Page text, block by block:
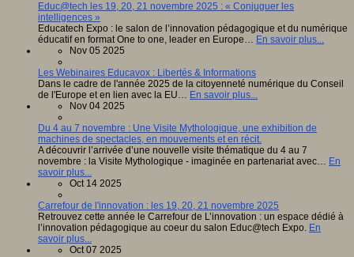
Educ@tech les 19, 20, 21 novembre 2025 : « Conjuguer les
intelligences »
Educatech Expo : le salon de l’innovation pédagogique et du numérique
éducatif en format One to one, leader en Europe… En savoir plus...
Nov 05 2025
Les Webinaires Educavox : Libertés & Informations
Dans le cadre de l'année 2025 de la citoyenneté numérique du Conseil
de l'Europe et en lien avec la EU… En savoir plus...
Nov 04 2025
Du 4 au 7 novembre : Une Visite Mythologique, une exhibition de
machines de spectacles, en mouvements et en récit.
A découvrir l’arrivée d’une nouvelle visite thématique du 4 au 7
novembre : la Visite Mythologique - imaginée en partenariat avec… En
savoir plus...
Oct 14 2025
Carrefour de l'innovation : les 19, 20, 21 novembre 2025
Retrouvez cette année le Carrefour de L’innovation : un espace dédié à
l’innovation pédagogique au coeur du salon Educ@tech Expo. En
savoir plus...
Oct 07 2025